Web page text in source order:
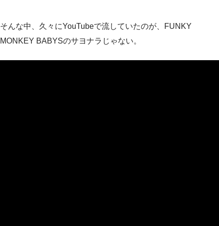
そんな中、久々にYouTubeで流していたのが、FUNKY
MONKEY BABYSのサヨナラじゃない。